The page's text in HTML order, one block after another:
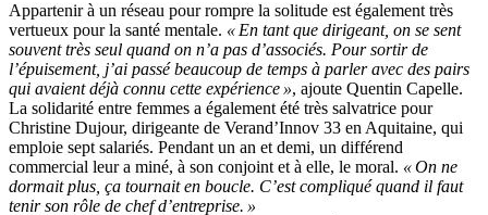
Appartenir à un réseau pour rompre la solitude est également très
vertueux pour la santé mentale. «En tant que dirigeant, on se sent
souvent très seul quand on n’a pas d’associés. Pour sortir de
l’épuisement, j’ai passé beaucoup de temps à parler avec des pairs
qui avaient déjà connu cette expérience», ajoute Quentin Capelle.
La solidarité entre femmes a également été très salvatrice pour
Christine Dujour, dirigeante de Verand’Innov 33 en Aquitaine, qui
emploie sept salariés. Pendant un an et demi, un différend
commercial leur a miné, à son conjoint et à elle, le moral. «On ne
dormait plus, ça tournait en boucle. C’est compliqué quand il faut
tenir son rôle de chef d’entreprise. »